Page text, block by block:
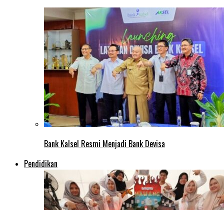
Bank Kalsel Resmi Menjadi Bank Devisa
Pendidikan